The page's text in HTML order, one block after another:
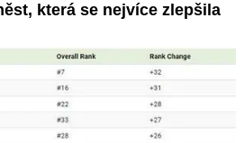
která se nejvíce zlepšila